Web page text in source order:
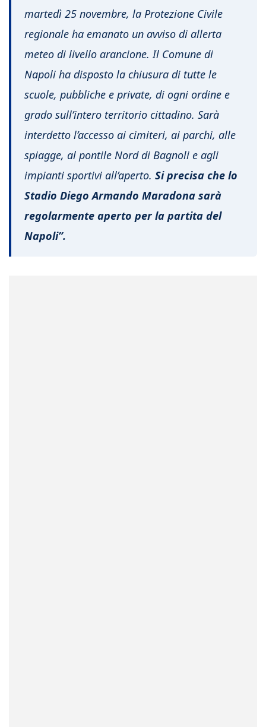
martedì 25 novembre, la Protezione Civile
regionale ha emanato un avviso di allerta
meteo di livello arancione. Il Comune di
Napoli ha disposto la chiusura di tutte le
scuole, pubbliche e private, di ogni ordine e
grado sull’intero territorio cittadino. Sarà
interdetto l’accesso ai cimiteri, ai parchi, alle
spiagge, al pontile Nord di Bagnoli e agli
impianti sportivi all’aperto. Si precisa che lo
Stadio Diego Armando Maradona sarà
regolarmente aperto per la partita del
Napoli”.